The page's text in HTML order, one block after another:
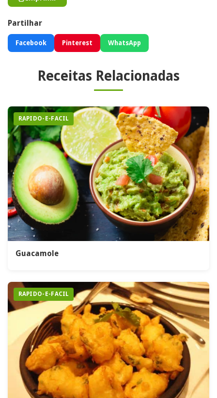
Partilhar
Facebook Pinterest WhatsApp
Receitas Relacionadas
RAPIDO-E-FACIL
Guacamole
RAPIDO-E-FACIL